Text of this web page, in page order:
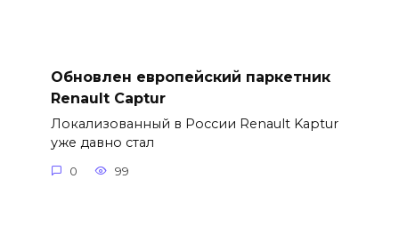
Обновлен европейский паркетник
Renault Captur
Локализованный в России Renault Kaptur
уже давно стал
0 99